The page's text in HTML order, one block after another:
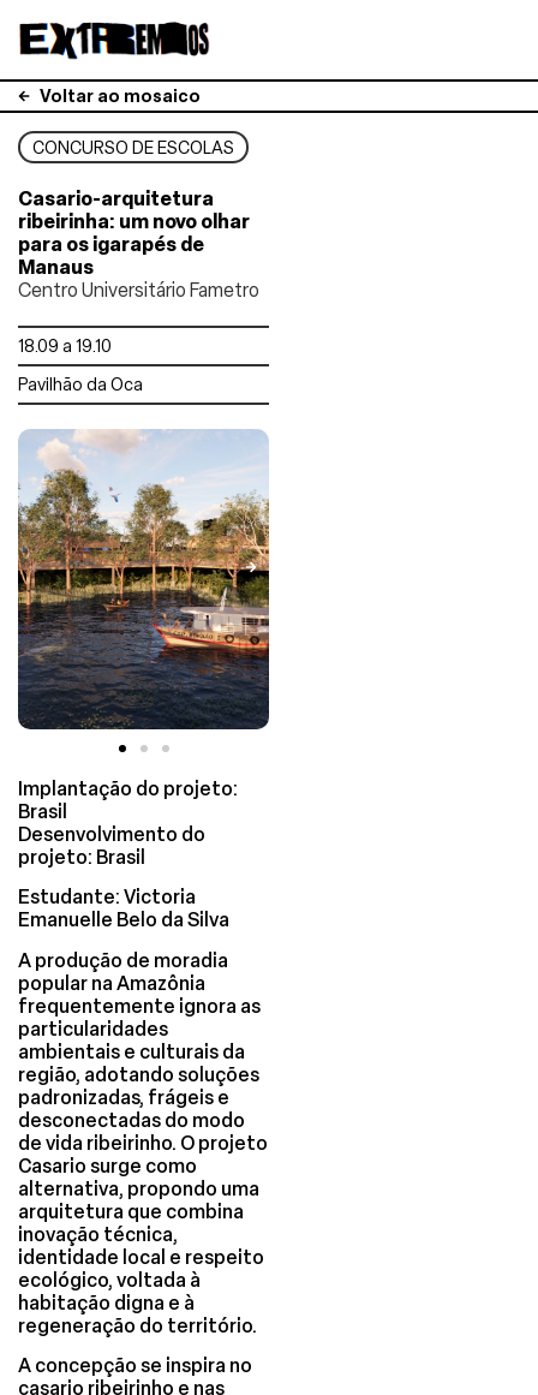
Voltar ao mosaico
CONCURSO DE ESCOLAS
Casario-arquitetura
ribeirinha: um novo olhar
para os igarapés de
Manaus
Centro Universitário Fametro
18.09 a 19.10
Pavilhão da Oca
Implantação do projeto:
Brasil
Desenvolvimento do
projeto: Brasil
Estudante: Victoria
Emanuelle Belo da Silva
A produção de moradia
popular na Amazônia
frequentemente ignora as
particularidades
ambientais e culturais da
região, adotando soluções
padronizadas, frágeis e
desconectadas do modo
de vida ribeirinho. O projeto
Casario surge como
alternativa, propondo uma
arquitetura que combina
inovação técnica,
identidade local e respeito
ecológico, voltada à
habitação digna e à
regeneração do território.
A concepção se inspira no
casario ribeirinho e nas